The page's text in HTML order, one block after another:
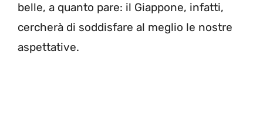
belle, a quanto pare: il Giappone, infatti,
cercherà di soddisfare al meglio le nostre
aspettative.